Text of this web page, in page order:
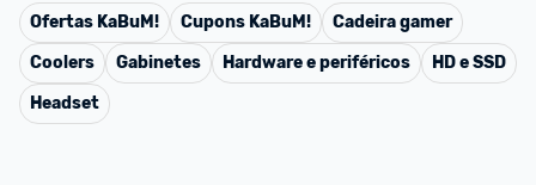
Ofertas KaBuM! Cupons KaBuM!
Cadeira gamer
Coolers
Gabinetes Hardware e periféricos
HD e SSD
Headset